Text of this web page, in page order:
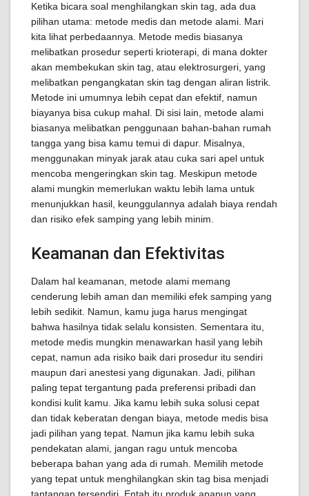
Ketika bicara soal menghilangkan skin tag, ada dua
pilihan utama: metode medis dan metode alami. Mari
kita lihat perbedaannya. Metode medis biasanya
melibatkan prosedur seperti krioterapi, di mana dokter
akan membekukan skin tag, atau elektrosurgeri, yang
melibatkan pengangkatan skin tag dengan aliran listrik.
Metode ini umumnya lebih cepat dan efektif, namun
biayanya bisa cukup mahal. Di sisi lain, metode alami
biasanya melibatkan penggunaan bahan-bahan rumah
tangga yang bisa kamu temui di dapur. Misalnya,
menggunakan minyak jarak atau cuka sari apel untuk
mencoba mengeringkan skin tag. Meskipun metode
alami mungkin memerlukan waktu lebih lama untuk
menunjukkan hasil, keunggulannya adalah biaya rendah
dan risiko efek samping yang lebih minim.
Keamanan dan Efektivitas
Dalam hal keamanan, metode alami memang
cenderung lebih aman dan memiliki efek samping yang
lebih sedikit. Namun, kamu juga harus mengingat
bahwa hasilnya tidak selalu konsisten. Sementara itu,
metode medis mungkin menawarkan hasil yang lebih
cepat, namun ada risiko baik dari prosedur itu sendiri
maupun dari anestesi yang digunakan. Jadi, pilihan
paling tepat tergantung pada preferensi pribadi dan
kondisi kulit kamu. Jika kamu lebih suka solusi cepat
dan tidak keberatan dengan biaya, metode medis bisa
jadi pilihan yang tepat. Namun jika kamu lebih suka
pendekatan alami, jangan ragu untuk mencoba
beberapa bahan yang ada di rumah. Memilih metode
yang tepat untuk menghilangkan skin tag bisa menjadi